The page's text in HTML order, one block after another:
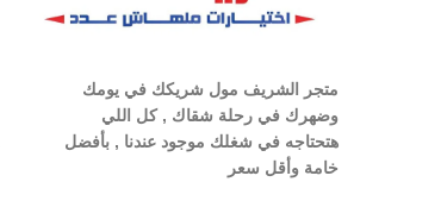
متجر الشريف مول شريكك في يومك
وضهرك في رحلة شقاك , كل اللي
هتحتاجه في شغلك موجود عندنا , بأفضل
خامة وأقل سعر